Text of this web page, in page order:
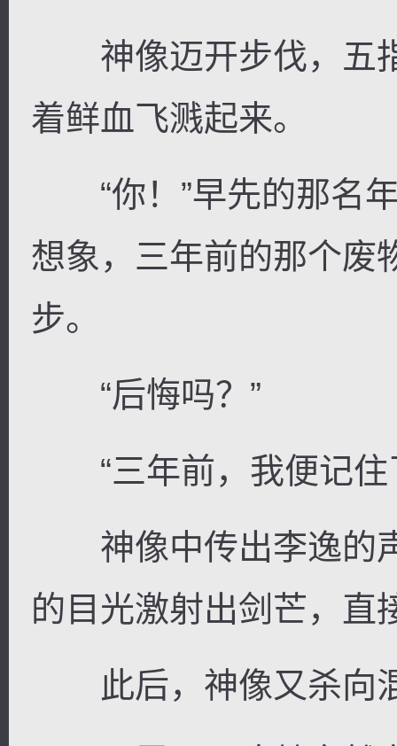
神像迈开步伐，五
着鲜血飞溅起来。
“你！”早先的那名年
想象，三年前的那个废
步。
“后悔吗？”
“三年前，我便记住
神像中传出李逸的
的目光激射出剑芒，直
此后，神像又杀向